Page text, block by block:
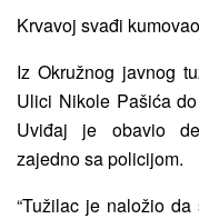
Krvavoj svađi
Iz Okružnog javnog
Ulici Nikole Pašića
Uviđaj je obavio
zajedno sa policijom.
“Tužilac je naložio